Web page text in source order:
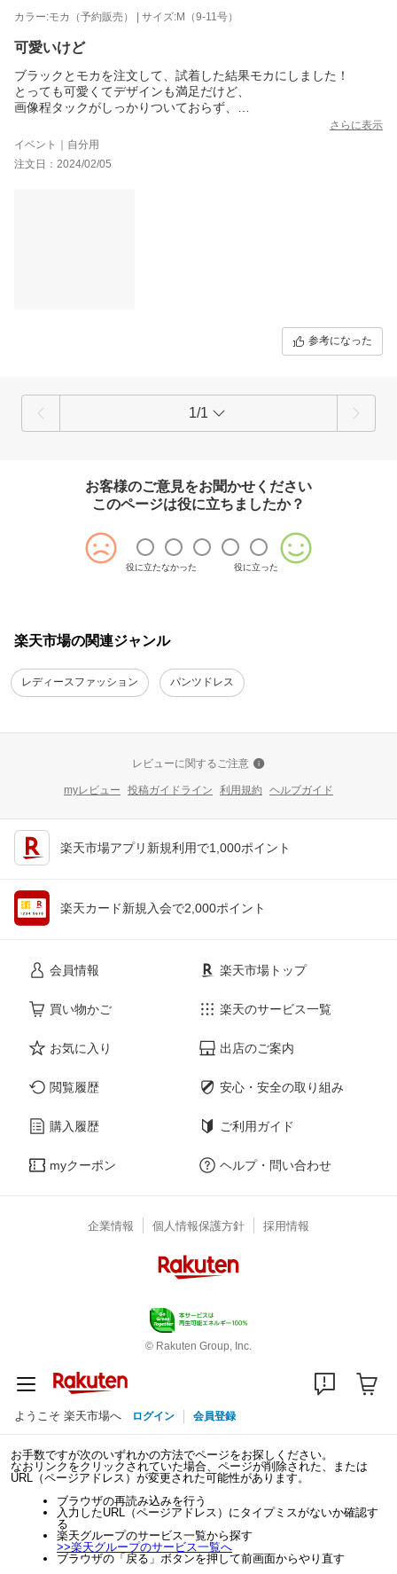
カラー:モカ（予約販売） | サイズ:M（9-11号）
可愛いけど
ブラックとモカを注文して、試着した結果モカにしました！
とっても可愛くてデザインも満足だけど、
画像程タックがしっかりついておらず、
裾の縫い方が雑で、、、
縫い目がとっても波打ってます。
これは交換対象でしょうか、、
さらに表示
イベント｜自分用
注文日：2024/02/05
参考になった
1/1
お客様のご意見をお聞かせください
このページは役に立ちましたか？
役に立たなかった 役に立った
楽天市場の関連ジャンル
レディースファッション パンツドレス
レビューに関するご注意
myレビュー 投稿ガイドライン 利用規約 ヘルプガイド
楽天市場アプリ新規利用で1,000ポイント
楽天カード新規入会で2,000ポイント
会員情報
買い物かご
お気に入り
閲覧履歴
購入履歴
myクーポン
楽天市場トップ
楽天のサービス一覧
出店のご案内
安心・安全の取り組み
ご利用ガイド
ヘルプ・問い合わせ
企業情報 個人情報保護方針 採用情報
© Rakuten Group, Inc.
ようこそ 楽天市場へ ログイン 会員登録
お手数ですが次のいずれかの方法でページをお探しください。
なおリンクをクリックされていた場合、ページが削除された、または
URL（ページアドレス）が変更された可能性があります。
ブラウザの再読み込みを行う
入力したURL（ページアドレス）にタイプミスがないか確認す
る
楽天グループのサービス一覧から探す
>>楽天グループのサービス一覧へ
ブラウザの「戻る」ボタンを押して前画面からやり直す